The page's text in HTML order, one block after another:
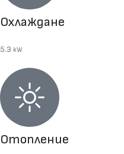
Охлаждане
5.3 kW
Отопление